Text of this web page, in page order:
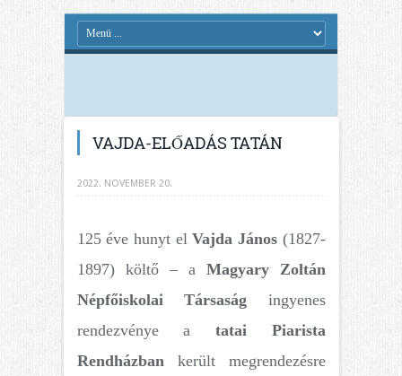
VAJDA-ELŐADÁS TATÁN
2022. NOVEMBER 20.
125 éve hunyt elVajda János(1827-
1897) költő – a Magyary Zoltán
Népfőiskolai Társaság ingyenes
rendezvénye a tatai Piarista
Rendházbankerült megrendezésre